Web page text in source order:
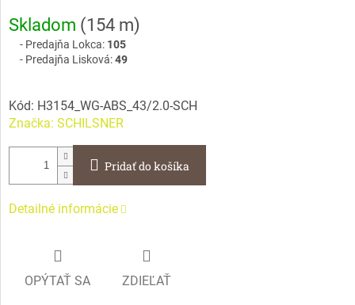
Jednotková
cena:
Skladom (154 m)
Predajňa Lokca: 105
Predajňa Lisková:49
Kód: H3154_WG-ABS_43/2.0-SCH
Značka: SCHILSNER
Pridať do košíka
Detailné informácie
OPÝTAŤ SA ZDIEĽAŤ